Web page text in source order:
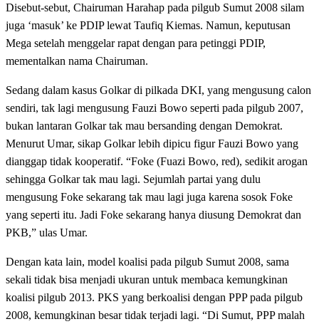
Disebut-sebut, Chairuman Harahap pada pilgub Sumut 2008 silam
juga ‘masuk’ ke PDIP lewat Taufiq Kiemas. Namun, keputusan
Mega setelah menggelar rapat dengan para petinggi PDIP,
mementalkan nama Chairuman.
Sedang dalam kasus Golkar di pilkada DKI, yang mengusung calon
sendiri, tak lagi mengusung Fauzi Bowo seperti pada pilgub 2007,
bukan lantaran Golkar tak mau bersanding dengan Demokrat.
Menurut Umar, sikap Golkar lebih dipicu figur Fauzi Bowo yang
dianggap tidak kooperatif. “Foke (Fuazi Bowo, red), sedikit arogan
sehingga Golkar tak mau lagi. Sejumlah partai yang dulu
mengusung Foke sekarang tak mau lagi juga karena sosok Foke
yang seperti itu. Jadi Foke sekarang hanya diusung Demokrat dan
PKB,” ulas Umar.
Dengan kata lain, model koalisi pada pilgub Sumut 2008, sama
sekali tidak bisa menjadi ukuran untuk membaca kemungkinan
koalisi pilgub 2013. PKS yang berkoalisi dengan PPP pada pilgub
2008, kemungkinan besar tidak terjadi lagi. “Di Sumut, PPP malah